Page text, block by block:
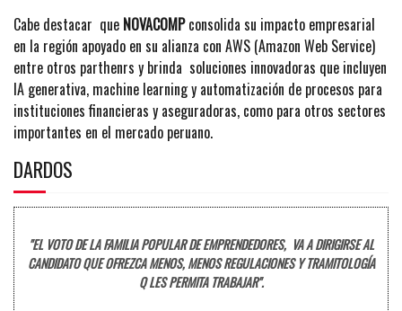
Cabe destacar que NOVACOMPconsolida su impacto empresarial
en la región apoyado en su alianza con AWS (Amazon Web Service)
entre otros parthenrs y brinda soluciones innovadoras que incluyen
IA generativa, machine learning y automatización de procesos para
instituciones financieras y aseguradoras, como para otros sectores
importantes en el mercado peruano.
DARDOS
"EL VOTO DE LA FAMILIA POPULAR DE EMPRENDEDORES, VA A DIRIGIRSE AL
CANDIDATO QUE OFREZCA MENOS, MENOS REGULACIONES Y TRAMITOLOGÍA
Q LES PERMITA TRABAJAR".